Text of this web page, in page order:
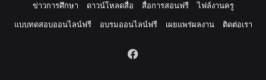
ข่าวการศึกษา
ดาวน์โหลดสื่อ สื่อการสอนฟรี
ไฟล์งานครู
แบบทดสอบออนไลน์ฟรี
อบรมออนไลน์ฟรี เผยแพร่ผลงาน ติดต่อเรา
Facebook